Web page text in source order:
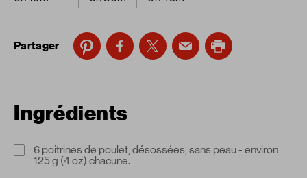
Partager
Ingrédients
6 poitrines de poulet, désossées, sans peau - environ
125 g (4 oz) chacune.